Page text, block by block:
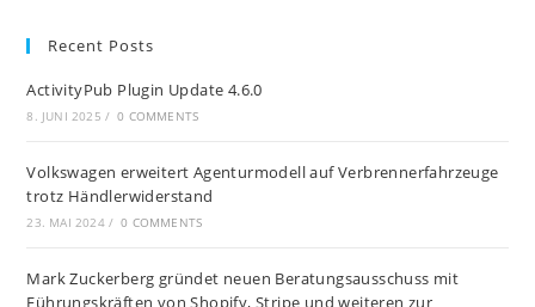
Recent Posts
ActivityPub Plugin Update 4.6.0
8. JUNI 2025 / 0 COMMENTS
Volkswagen erweitert Agenturmodell auf Verbrennerfahrzeuge
trotz Händlerwiderstand
23. MAI 2024 / 0 COMMENTS
Mark Zuckerberg gründet neuen Beratungsausschuss mit